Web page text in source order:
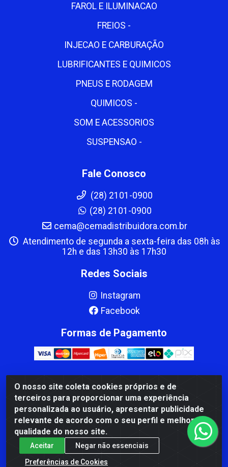
O nosso site coleta cookies próprios e de
terceiros para proporcionar uma experiência
personalizada ao usuário, apresentar publicidade
relevante de acordo com o seu perfil e melhorar a
qualidade do nosso site.
Aceitar
Negar não essenciais
Preferências de Cookies
FAROL E ILUMINACAO
FREIOS -
INJECAO E CARBURAÇÃO
LUBRIFICANTES E QUIMICOS
PNEUS E RODAGEM
QUIMICOS -
SOM E ACESSORIOS
SUSPENSAO -
Fale Conosco
(28) 2101-0900
(28) 2101-0900
cema@cemadistribuidora.com.br
Atendimento de segunda a sexta-feira das 08h às
12h e das 13h30 às 17h30
Redes Sociais
Instagram
Facebook
Formas de Pagamento
CBP MACEDO COMERCIO PEÇAS LTDA Matriz - av Mauro
Miranda Madureira, 1249 - Coramara , Cachoeiro de
Itapemirim/ES - CEP 29.311-310 - CNPJ 00.502.680/0001-41